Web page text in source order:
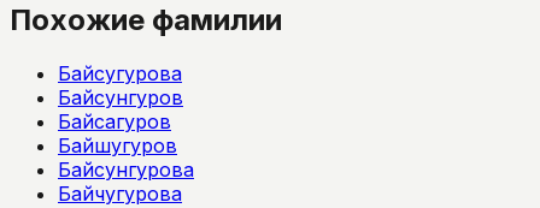
Похожие фамилии
Байсугурова
Байсунгуров
Байсагуров
Байшугуров
Байсунгурова
Байчугурова